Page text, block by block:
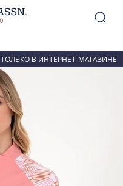
ТОЛЬКО В ИНТЕРНЕТ-МАГАЗИНЕ